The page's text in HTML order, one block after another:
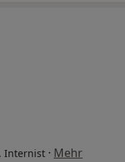
Internist · Mehr